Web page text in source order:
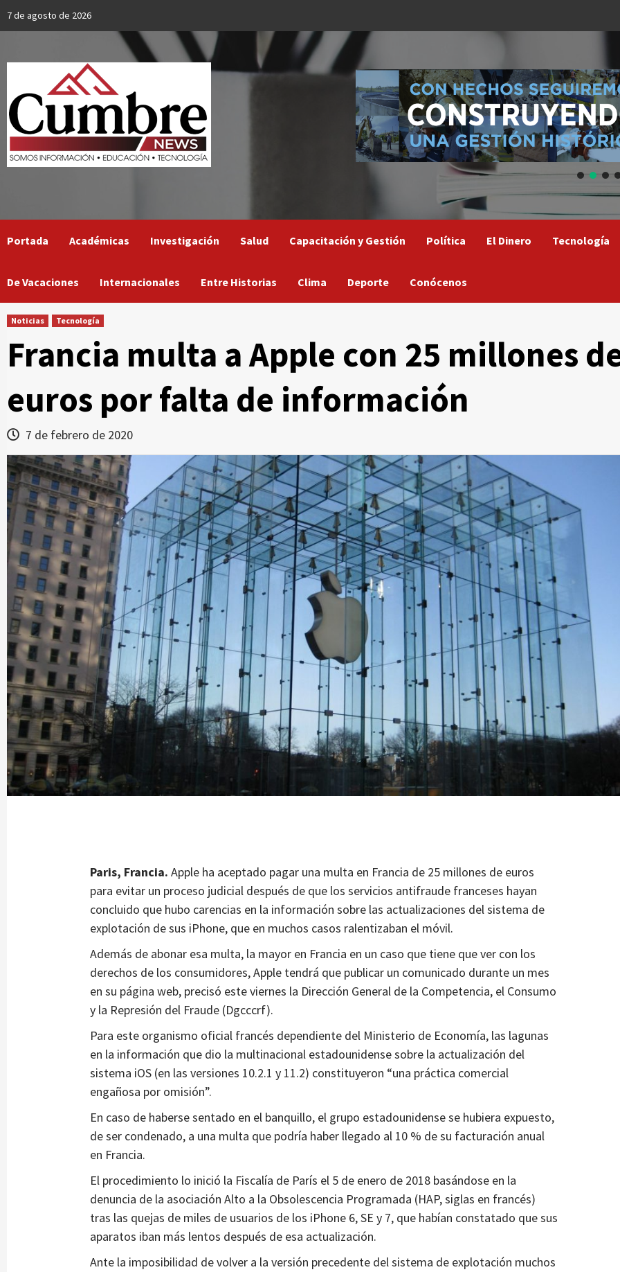
7 de agosto de 2026
Portada Académicas Investigación Salud Capacitación y Gestión Política El Dinero Tecnología
De Vacaciones Internacionales Entre Historias Clima Deporte Conócenos
Noticias Tecnología
Francia multa a Apple con 25 millones
euros por falta de información
7 de febrero de 2020
Paris, Francia.Apple ha aceptado pagar una multa en Francia de 25 millones de euros
para evitar un proceso judicial después de que los servicios antifraude franceses hayan
concluido que hubo carencias en la información sobre las actualizaciones del sistema de
explotación de sus iPhone, que en muchos casos ralentizaban el móvil.
Además de abonar esa multa, la mayor en Francia en un caso que tiene que ver con los
derechos de los consumidores, Apple tendrá que publicar un comunicado durante un mes
en su página web, precisó este viernes la Dirección General de la Competencia, el Consumo
y la Represión del Fraude (Dgcccrf).
Para este organismo oficial francés dependiente del Ministerio de Economía, las lagunas
en la información que dio la multinacional estadounidense sobre la actualización del
sistema iOS (en las versiones 10.2.1 y 11.2) constituyeron “una práctica comercial
engañosa por omisión”.
En caso de haberse sentado en el banquillo, el grupo estadounidense se hubiera expuesto,
de ser condenado, a una multa que podría haber llegado al 10 % de su facturación anual
en Francia.
El procedimiento lo inició la Fiscalía de París el 5 de enero de 2018 basándose en la
denuncia de la asociación Alto a la Obsolescencia Programada (HAP, siglas en francés)
tras las quejas de miles de usuarios de los iPhone 6, SE y 7, que habían constatado que sus
aparatos iban más lentos después de esa actualización.
Ante la imposibilidad de volver a la versión precedente del sistema de explotación muchos